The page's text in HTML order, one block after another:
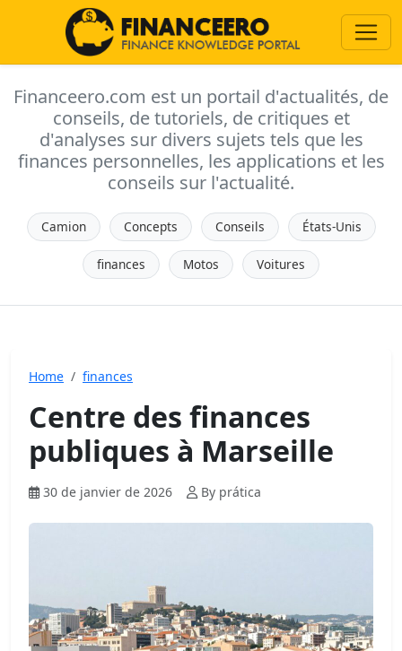
Financeero.com est un portail d'actualités, de
conseils, de tutoriels, de critiques et
d'analyses sur divers sujets tels que les
finances personnelles, les applications et les
conseils sur l'actualité.
Camion Concepts Conseils États-Unis
finances Motos Voitures
Home finances
Centre des finances
publiques à Marseille
30 de janvier de 2026 By prática